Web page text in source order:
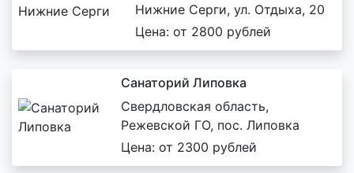
Нижние Серги, ул. Отдыха, 20
Цена: от 2800 рублей
Санаторий Липовка
Свердловская область,
Режевской ГО, пос. Липовка
Цена: от 2300 рублей